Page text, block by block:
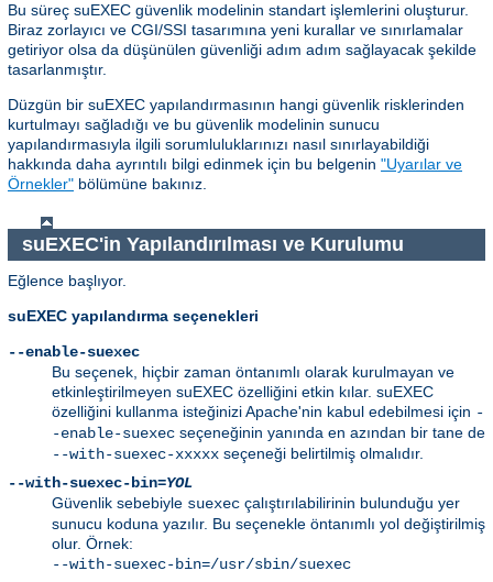
Bu süreç suEXEC güvenlik modelinin standart işlemlerini oluşturur.
Biraz zorlayıcı ve CGI/SSI tasarımına yeni kurallar ve sınırlamalar
getiriyor olsa da düşünülen güvenliği adım adım sağlayacak şekilde
tasarlanmıştır.
Düzgün bir suEXEC yapılandırmasının hangi güvenlik risklerinden
kurtulmayı sağladığı ve bu güvenlik modelinin sunucu
yapılandırmasıyla ilgili sorumluluklarınızı nasıl sınırlayabildiği
hakkında daha ayrıntılı bilgi edinmek için bu belgenin "Uyarılar ve
Örnekler" bölümüne bakınız.
suEXEC'in Yapılandırılması ve Kurulumu
Eğlence başlıyor.
suEXEC yapılandırma seçenekleri
--enable-suexec
Bu seçenek, hiçbir zaman öntanımlı olarak kurulmayan ve
etkinleştirilmeyen suEXEC özelliğini etkin kılar. suEXEC
özelliğini kullanma isteğinizi Apache'nin kabul edebilmesi için -
-enable-suexec seçeneğinin yanında en azından bir tane de
--with-suexec-xxxxx seçeneği belirtilmiş olmalıdır.
--with-suexec-bin=YOL
Güvenlik sebebiyle suexec çalıştırılabilirinin bulunduğu yer
sunucu koduna yazılır. Bu seçenekle öntanımlı yol değiştirilmiş
olur. Örnek:
--with-suexec-bin=/usr/sbin/suexec